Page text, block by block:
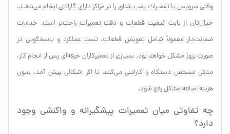
وقتی سرویس یا تعمیرات پمپ شناور را در مراکز دارای گارانتی انجام می‌دهید،
خیال‌تان از بابت کیفیت قطعات و دقت تعمیرات راحت‌تر است. خدمات
ضمانت‌دار معمولاً شامل تعویض قطعات، تست عملکرد و پاسخگویی در
صورت بروز مشکل خواهد بود. بسیاری از تعمیرکاران حرفه‌ای پس از انجام کار،
مدتی مشخص دستگاه را گارانتی می‌کنند تا اگر اشکالی پیش آمد، بدون
هزینه اضافه مشکل رفع شود.
چه تفاوتی میان تعمیرات پیشگیرانه و واکنشی وجود
دارد؟